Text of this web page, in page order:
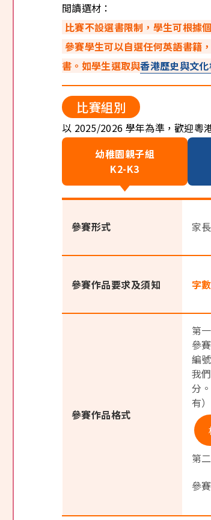
閲讀選材：
比賽不設選書限制，學生可根據
參賽學生可以自選任何英語書
書。如學生選取與香港歷史與文
比賽組別​
以 2025/2026 學年為準，歡迎粵
幼稚園親子組
K2-K3
參賽形式 家
參賽作品要求及須知 字
參賽作品格式
第
參
編
我
分
有
第
參